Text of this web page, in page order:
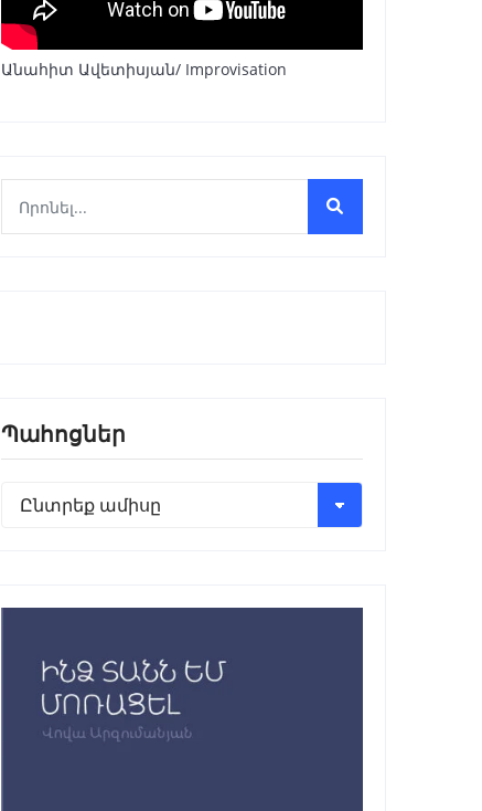
Անահիտ Ավետիսյան/ Improvisation
Պահոցներ